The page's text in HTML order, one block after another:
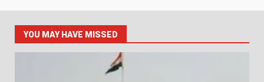
YOU MAY HAVE MISSED